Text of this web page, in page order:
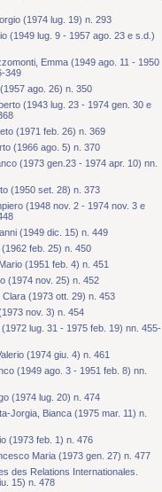
(1974 lug. 19) n. 293
(1949 lug. 9 - 1957 ago. 23 e s.d.)
Emma (1949 ago. 11 - 1950
349
ago. 26) n. 350
(1943 lug. 23 - 1974 gen. 30 e
(1971 feb. 26) n. 369
(1966 ago. 5) n. 370
(1973 gen.23 - 1974 apr. 10) nn.
(1950 set. 28) n. 373
(1948 nov. 2 - 1974 nov. 3 e
(1949 dic. 15) n. 449
feb. 25) n. 450
(1951 feb. 4) n. 451
(1974 nov. 25) n. 452
(1973 ott. 29) n. 453
nov. 3) n. 454
lug. 31 - 1975 feb. 19) nn. 455-
(1974 giu. 4) n. 461
(1949 ago. 3 - 1951 feb. 8) nn.
(1974 lug. 20) n. 474
Jorgia, Bianca (1975 mar. 11) n.
(1973 feb. 1) n. 476
Maria (1973 gen. 27) n. 477
des Relations Internationales.
15) n. 478